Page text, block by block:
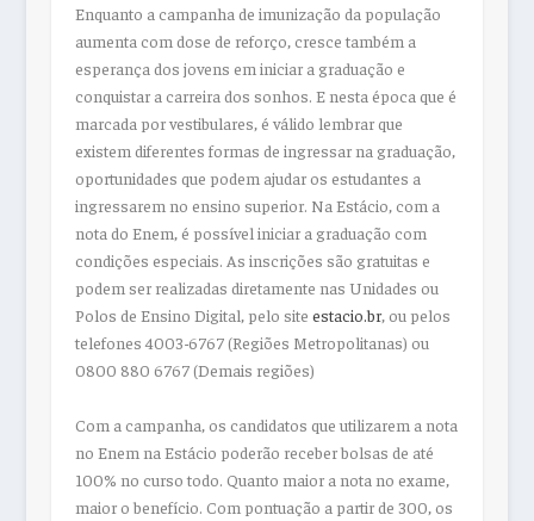
Enquanto a campanha de imunização da população
aumenta com dose de reforço, cresce também a
esperança dos jovens em iniciar a graduação e
conquistar a carreira dos sonhos. E nesta época que é
marcada por vestibulares, é válido lembrar que
existem diferentes formas de ingressar na graduação,
oportunidades que podem ajudar os estudantes a
ingressarem no ensino superior. Na Estácio, com a
nota do Enem, é possível iniciar a graduação com
condições especiais. As inscrições são gratuitas e
podem ser realizadas diretamente nas Unidades ou
Polos de Ensino Digital, pelo site estacio.br, ou pelos
telefones 4003-6767 (Regiões Metropolitanas) ou
0800 880 6767 (Demais regiões)
Com a campanha, os candidatos que utilizarem a nota
no Enem na Estácio poderão receber bolsas de até
100% no curso todo. Quanto maior a nota no exame,
maior o benefício. Com pontuação a partir de 300, os